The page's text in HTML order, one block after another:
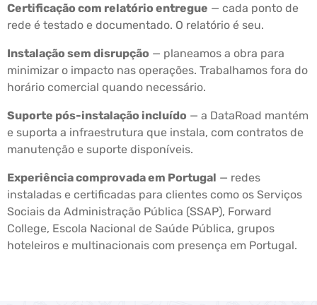
Certificação com relatório entregue — cada ponto de
rede é testado e documentado. O relatório é seu.
Instalação sem disrupção — planeamos a obra para
minimizar o impacto nas operações. Trabalhamos fora do
horário comercial quando necessário.
Suporte pós-instalação incluído — a DataRoad mantém
e suporta a infraestrutura que instala, com contratos de
manutenção e suporte disponíveis.
Experiência comprovada em Portugal — redes
instaladas e certificadas para clientes como os Serviços
Sociais da Administração Pública (SSAP), Forward
College, Escola Nacional de Saúde Pública, grupos
hoteleiros e multinacionais com presença em Portugal.